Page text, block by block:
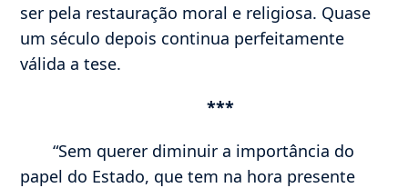
ser pela restauração moral e religiosa. Quase
um século depois continua perfeitamente
válida a tese.
***
“Sem querer diminuir a importância do
papel do Estado, que tem na hora presente